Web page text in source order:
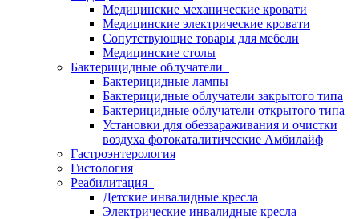
Медицинские механические кровати
Медицинские электрические кровати
Сопутствующие товары для мебели
Медицинские столы
Бактерицидные облучатели
Бактерицидные лампы
Бактерицидные облучатели закрытого типа
Бактерицидные облучатели открытого типа
Установки для обеззараживания и очистки
воздуха фотокаталитические Амбилайф
Гастроэнтерология
Гистология
Реабилитация
Детские инвалидные кресла
Электрические инвалидные кресла